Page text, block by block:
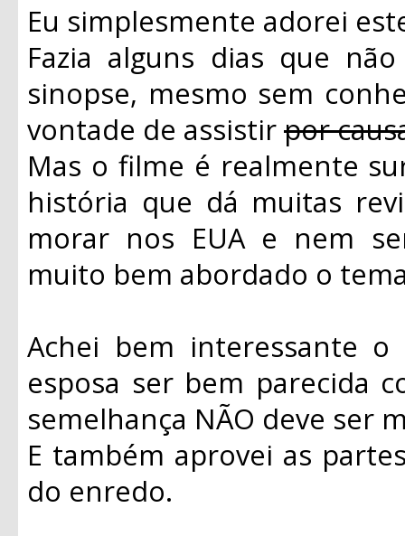
Eu simplesmente adorei
Fazia alguns dias que
sinopse, mesmo sem
vontade de assistirpor
Mas o filme é realmente
história que dá muitas
morar nos EUA e nem
muito bem abordado o
Achei bem interessante
esposa ser bem parecida
semelhança NÃO deve ser
E também aprovei as
do enredo.